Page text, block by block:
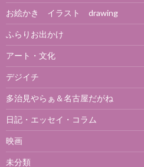
お絵かき イラスト drawing
ふらりお出かけ
アート・文化
デジイチ
多治見やらぁ＆名古屋だがね
日記・エッセイ・コラム
映画
未分類